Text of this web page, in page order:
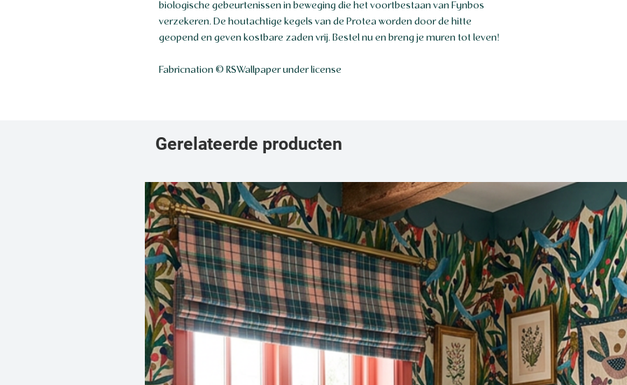
biologische gebeurtenissen in beweging die het voortbestaan ​​van Fynbos
verzekeren. De houtachtige kegels van de Protea worden door de hitte
geopend en geven kostbare zaden vrij. Bestel nu en breng je muren tot leven!
Fabricnation © RSWallpaper under license
Gerelateerde producten